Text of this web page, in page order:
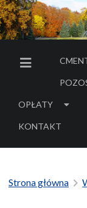
MENU BOCZNE
OPŁATY
KONTAKT
Strona główna